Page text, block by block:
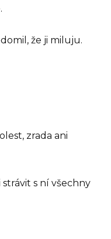
že ji miluju.
zrada ani
s ní všechny